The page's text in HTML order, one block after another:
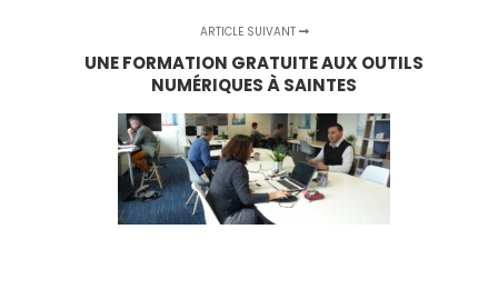
ARTICLE SUIVANT
UNE FORMATION GRATUITE AUX OUTILS
NUMÉRIQUES À SAINTES